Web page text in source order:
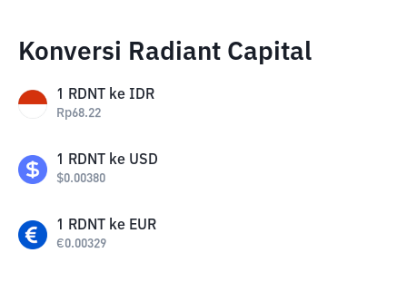
Konversi Radiant Capital
1 RDNT ke IDR
Rp68.22
1 RDNT ke USD
$0.00380
1 RDNT ke EUR
€0.00329